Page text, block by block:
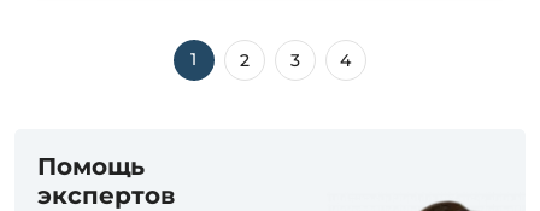
1 2 3 4
Помощь
экспертов